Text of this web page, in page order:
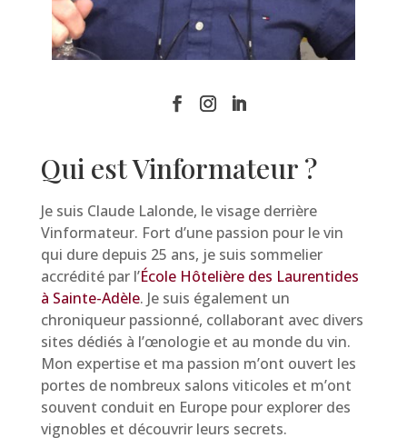
Qui est Vinformateur ?
Je suis Claude Lalonde, le visage derrière
Vinformateur. Fort d’une passion pour le vin
qui dure depuis 25 ans, je suis sommelier
accrédité par l’École Hôtelière des Laurentides
à Sainte-Adèle. Je suis également un
chroniqueur passionné, collaborant avec divers
sites dédiés à l’œnologie et au monde du vin.
Mon expertise et ma passion m’ont ouvert les
portes de nombreux salons viticoles et m’ont
souvent conduit en Europe pour explorer des
vignobles et découvrir leurs secrets.